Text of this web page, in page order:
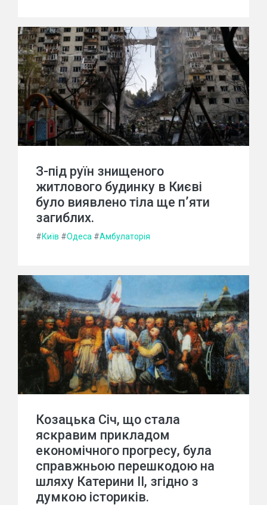
З-під руїн знищеного
житлового будинку в Києві
було виявлено тіла ще п’яти
загиблих.
#Київ #Одеса #Амбулаторія
Козацька Січ, що стала
яскравим прикладом
економічного прогресу, була
справжньою перешкодою на
шляху Катерини ІІ, згідно з
думкою істориків.